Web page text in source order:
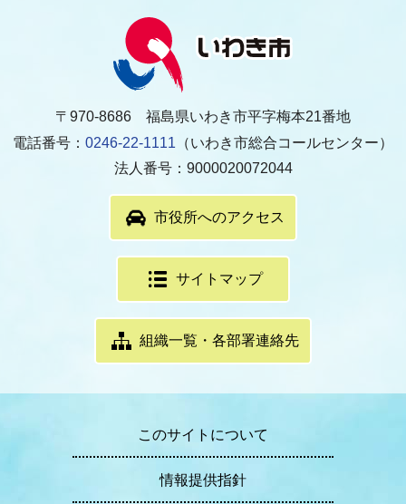
〒970-8686 福島県いわき市平字梅本21番地
電話番号： 0246-22-1111 （いわき市総合コールセンター）
法人番号：9000020072044
市役所へのアクセス
サイトマップ
組織一覧・各部署連絡先
このサイトについて
情報提供指針